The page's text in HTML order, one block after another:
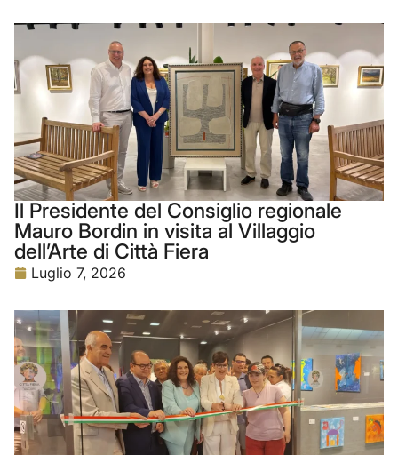
Il Presidente del Consiglio regionale
Mauro Bordin in visita al Villaggio
dell’Arte di Città Fiera
Luglio 7, 2026